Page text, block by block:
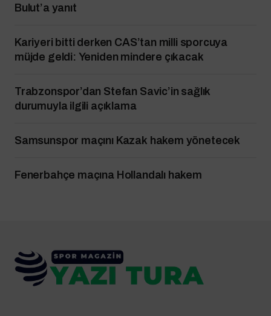
Bulut’a yanıt
Kariyeri bitti derken CAS’tan milli sporcuya
müjde geldi: Yeniden mindere çıkacak
Trabzonspor’dan Stefan Savic’in sağlık
durumuyla ilgili açıklama
Samsunspor maçını Kazak hakem yönetecek
Fenerbahçe maçına Hollandalı hakem